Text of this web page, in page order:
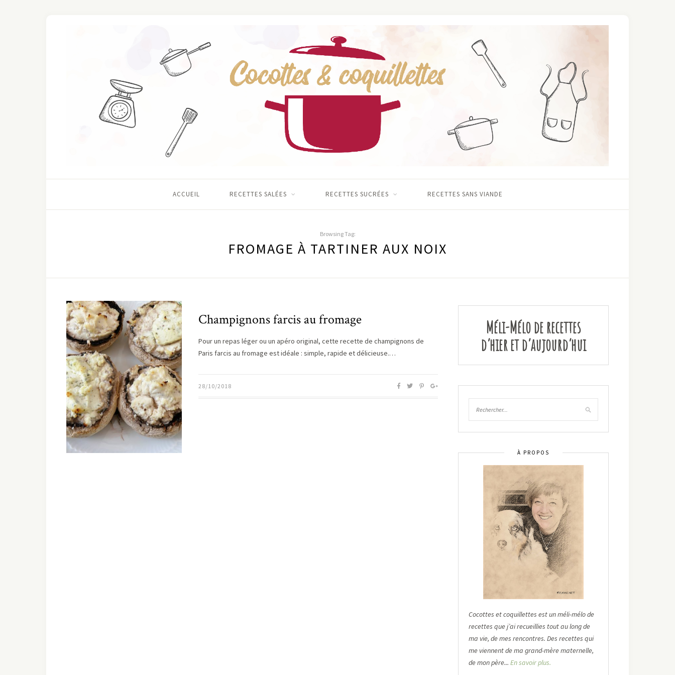
ACCUEIL RECETTES SALÉES RECETTES SUCRÉES RECETTES SANS VIANDE
Browsing Tag:
FROMAGE À TARTINER AUX NOIX
Champignons farcis au fromage
Pour un repas léger ou un apéro original, cette recette de champignons de
Paris farcis au fromage est idéale : simple, rapide et délicieuse.…
28/10/2018
Méli-Mélo de recettes
d’hier et d’aujourd’hui
À PROPOS
Cocottes et coquillettes est un méli-mélo de
recettes que j’ai recueillies tout au long de
ma vie, de mes rencontres. Des recettes qui
me viennent de ma grand-mère maternelle,
de mon père... En savoir plus.